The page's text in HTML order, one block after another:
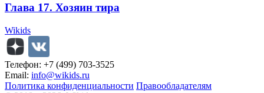
Глава 17. Хозяин тира
Wikids
Телефон: +7 (499) 703-3525
Email: info@wikids.ru
Политика конфиденциальности Правообладателям